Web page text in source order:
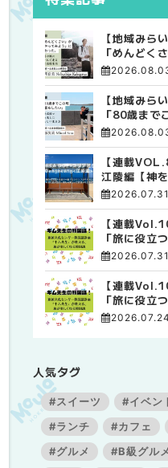
【地域みら
「めんどく
よう」に変
自由な高校
【地域みら
「80歳まで
い」 標津高
【連載
江陵編【神
時間 ― 江陵
2026.07.31
【連載
「旅に役立
尾について
2026.07.31
【連載
「旅に役立
尾について
2026.07.24
人気タグ
#スイーツ #イベン
#ランチ
#カフェ
#グルメ
#B級グルメ